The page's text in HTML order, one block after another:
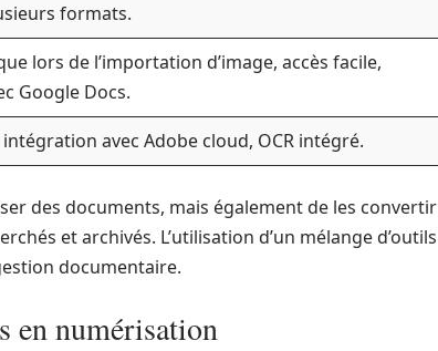
formats.
lors de l’importation d’image, accès facile,
Google Docs.
avec Adobe cloud, OCR intégré.
des documents, mais également de les convertir
et archivés. L’utilisation d’un mélange d’outils
documentaire.
en numérisation